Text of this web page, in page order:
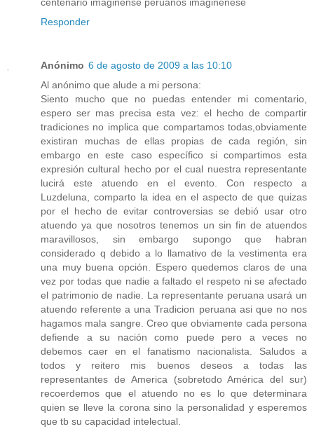
Responder
Anónimo 6 de agosto de 2009 a las 10:10
Al anónimo que alude a mi persona:
Siento mucho que no puedas entender mi comentario,
espero ser mas precisa esta vez: el hecho de compartir
tradiciones no implica que compartamos todas,obviamente
existiran muchas de ellas propias de cada región, sin
embargo en este caso específico si compartimos esta
expresión cultural hecho por el cual nuestra representante
lucirá este atuendo en el evento. Con respecto a
Luzdeluna, comparto la idea en el aspecto de que quizas
por el hecho de evitar controversias se debió usar otro
atuendo ya que nosotros tenemos un sin fin de atuendos
maravillosos, sin embargo supongo que habran
considerado q debido a lo llamativo de la vestimenta era
una muy buena opción. Espero quedemos claros de una
vez por todas que nadie a faltado el respeto ni se afectado
el patrimonio de nadie. La representante peruana usará un
atuendo referente a una Tradicion peruana asi que no nos
hagamos mala sangre. Creo que obviamente cada persona
defiende a su nación como puede pero a veces no
debemos caer en el fanatismo nacionalista. Saludos a
todos y reitero mis buenos deseos a todas las
representantes de America (sobretodo América del sur)
recoerdemos que el atuendo no es lo que determinara
quien se lleve la corona sino la personalidad y esperemos
que tb su capacidad intelectual.